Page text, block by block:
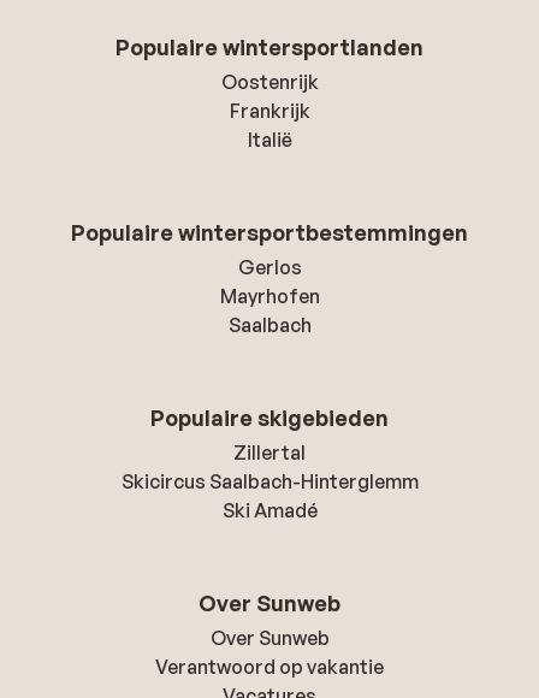
Populaire wintersportlanden
Oostenrijk
Frankrijk
Italië
Populaire wintersportbestemmingen
Gerlos
Mayrhofen
Saalbach
Populaire skigebieden
Zillertal
Skicircus Saalbach-Hinterglemm
Ski Amadé
Over Sunweb
Over Sunweb
Verantwoord op vakantie